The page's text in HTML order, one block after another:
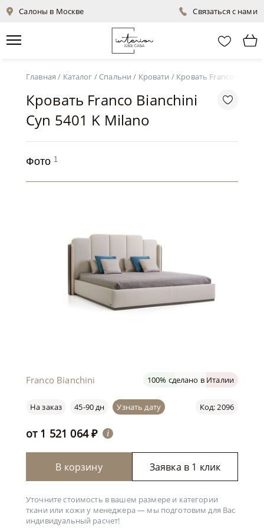
Салоны в Москве Связаться с нами
Главная / Каталог / Спальни / Кровати / Кровать Franco
Кровать Franco Bianchini
Cyn 5401 K Milano
Фото 1
Franco Bianchini 100% сделано в Италии
Код: 2096
На заказ 45-90 дн Узнать дату
от 1 521 064 ₽ i
В корзину Заявка в 1 клик
Уточните стоимость в вашем размере и категории
ткани или кожи у менеджера — мы подготовим для Вас
индивидуальный расчет!